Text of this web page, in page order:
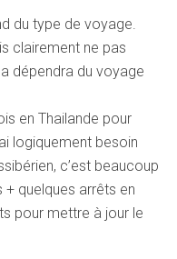
du type de voyage.
clairement ne pas
dépendra du voyage
en Thailande pour
logiquement besoin
c’est beaucoup
quelques arrêts en
pour mettre à jour le